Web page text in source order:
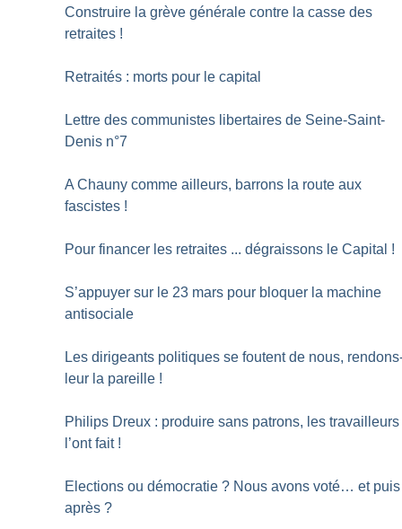
Construire la grève générale contre la casse des
retraites !
Retraités : morts pour le capital
Lettre des communistes libertaires de Seine-Saint-
Denis n°7
A Chauny comme ailleurs, barrons la route aux
fascistes !
Pour financer les retraites ... dégraissons le Capital !
S’appuyer sur le 23 mars pour bloquer la machine
antisociale
Les dirigeants politiques se foutent de nous,
leur la pareille !
Philips Dreux : produire sans patrons, les travailleurs
l’ont fait !
Elections ou démocratie ? Nous avons voté… et puis
après ?